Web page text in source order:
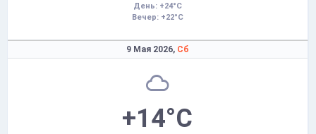
День: +24°C
Вечер: +22°C
9 Мая 2026, Сб
+14°C